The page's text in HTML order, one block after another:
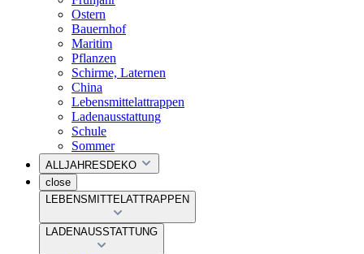
Ostern
Bauernhof
Maritim
Pflanzen
Schirme, Laternen
China
Lebensmittelattrappen
Ladenausstattung
Schule
Sommer
ALLJAHRESDEKO
close
LEBENSMITTELATTRAPPEN
LADENAUSSTATTUNG